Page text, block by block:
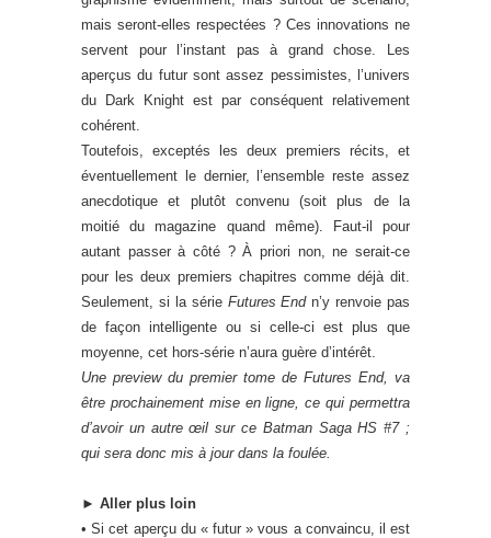
mais seront-elles respectées ? Ces innovations ne
servent pour l’instant pas à grand chose. Les
aperçus du futur sont assez pessimistes, l’univers
du Dark Knight est par conséquent relativement
cohérent.
Toutefois, exceptés les deux premiers récits, et
éventuellement le dernier, l’ensemble reste assez
anecdotique et plutôt convenu (soit plus de la
moitié du magazine quand même). Faut-il pour
autant passer à côté ? À priori non, ne serait-ce
pour les deux premiers chapitres comme déjà dit.
Seulement, si la série Futures Endn’y renvoie pas
de façon intelligente ou si celle-ci est plus que
moyenne, cet hors-série n’aura guère d’intérêt.
Une preview du premier tome de Futures End, va
être prochainement mise en ligne, ce qui permettra
d’avoir un autre œil sur ce Batman Saga HS #7 ;
qui sera donc mis à jour dans la foulée.
► Aller plus loin
• Si cet aperçu du « futur » vous a convaincu, il est